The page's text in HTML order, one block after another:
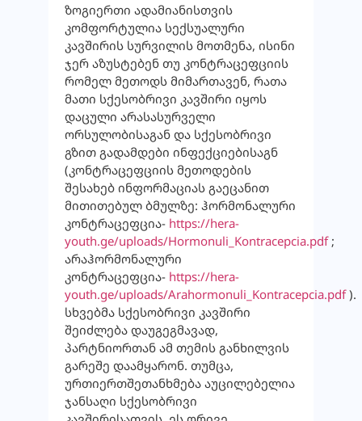
ზოგიერთი ადამიანისთვის
კომფორტულია სექსუალური
კავშირის სურვილის მოთმენა, ისინი
ჯერ აზუსტებენ თუ კონტრაცეფციის
რომელ მეთოდს მიმართავენ, რათა
მათი სქესობრივი კავშირი იყოს
დაცული არასასურველი
ორსულობისაგან და სქესობრივი
გზით გადამდები ინფექციებისაგნ
(კონტრაცეფციის მეთოდების
შესახებ ინფორმაციას გაეცანით
მითითებულ ბმულზე: ჰორმონალური
კონტრაცეფცია- https://hera-
youth.ge/uploads/Hormonuli_Kontracepcia.pdf;
არაჰორმონალური
კონტრაცეფცია- https://hera-
youth.ge/uploads/Arahormonuli_Kontracepcia.pdf).
სხვებმა სქესობრივი კავშირი
შეიძლება დაუგეგმავად,
პარტნიორთან ამ თემის განხილვის
გარეშე დაამყარონ. თუმცა,
ურთიერთშეთანხმება აუცილებელია
ჯანსაღი სქესობრივი